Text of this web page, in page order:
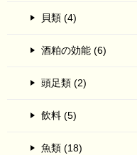
貝類 (4)
酒粕の効能 (6)
頭足類 (2)
飲料 (5)
魚類 (18)